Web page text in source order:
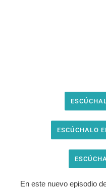
ESCÚCHALO
En este nuevo episodio